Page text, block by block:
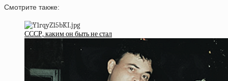
Смотрите также:
СССР, каким он быть не стал